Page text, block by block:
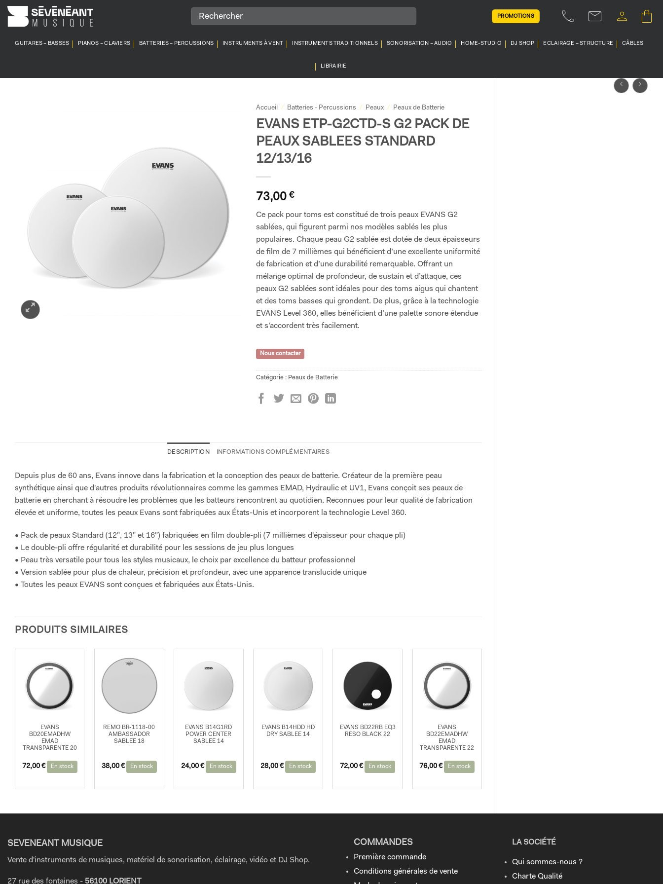
Passer
au
PROMOTIONS
GUITARES – BASSES PIANOS – CLAVIERS BATTERIES – PERCUSSIONS INSTRUMENTS À VENT INSTRUMENTS TRADITIONNELS SONORISATION – AUDIO HOME-STUDIO DJ SHOP ECLAIRAGE – STRUCTURE CÂBLES
LIBRAIRIE
Accueil / Batteries - Percussions / Peaux / Peaux de Batterie
EVANS ETP-G2CTD-S G2 PACK DE
PEAUX SABLEES STANDARD
12/13/16
73,00 €
Ce pack pour toms est constitué de trois peaux EVANS G2
sablées, qui figurent parmi nos modèles sablés les plus
populaires. Chaque peau G2 sablée est dotée de deux épaisseurs
de film de 7 millièmes qui bénéficient d’une excellente uniformité
de fabrication et d’une durabilité remarquable. Offrant un
mélange optimal de profondeur, de sustain et d’attaque, ces
peaux G2 sablées sont idéales pour des toms aigus qui chantent
et des toms basses qui grondent. De plus, grâce à la technologie
EVANS Level 360, elles bénéficient d’une palette sonore étendue
et s’accordent très facilement.
Nous contacter
Catégorie : Peaux de Batterie
DESCRIPTION INFORMATIONS COMPLÉMENTAIRES
Depuis plus de 60 ans, Evans innove dans la fabrication et la conception des peaux de batterie. Créateur de la première peau
synthétique ainsi que d'autres produits révolutionnaires comme les gammes EMAD, Hydraulic et UV1, Evans conçoit ses peaux de
batterie en cherchant à résoudre les problèmes que les batteurs rencontrent au quotidien. Reconnues pour leur qualité de fabrication
élevée et uniforme, toutes les peaux Evans sont fabriquées aux États-Unis et incorporent la technologie Level 360.
• Pack de peaux Standard (12", 13" et 16") fabriquées en film double-pli (7 millièmes d'épaisseur pour chaque pli)
• Le double-pli offre régularité et durabilité pour les sessions de jeu plus longues
• Peau très versatile pour tous les styles musicaux, le choix par excellence du batteur professionnel
• Version sablée pour plus de chaleur, précision et profondeur, avec une apparence translucide unique
• Toutes les peaux EVANS sont conçues et fabriquées aux États-Unis.
PRODUITS SIMILAIRES
EVANS
BD20EMADHW
EMAD
TRANSPARENTE 20
72,00 € En stock
REMO BR-1118-00
AMBASSADOR
SABLEE 18
38,00 € En stock
EVANS B14G1RD
POWER CENTER
SABLEE 14
24,00 € En stock
EVANS B14HDD HD
DRY SABLEE 14
28,00€ En stock
EVANS BD22RB EQ3
RESO BLACK 22
72,00€ En stock
EVANS
BD22EMADHW
EMAD
TRANSPARENTE 22
76,00€ En stock
SEVENEANT MUSIQUE
Vente d'instruments de musiques, matériel de sonorisation, éclairage, vidéo et DJ Shop.
27 rue des fontaines - 56100 LORIENT
COMMANDES
Première commande
Conditions générales de vente
LA SOCIÉTÉ
Qui sommes-nous ?
Charte Qualité